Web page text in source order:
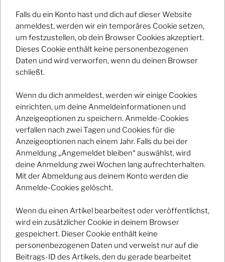
SUBKULTUR
2454
Additional Details
Registrierungs-E-Mail/-URL -
Date And Time
2021-09-25to
2021-09-25
Ort
Falls du ein Konto hast und dich auf dieser Website
anmeldest, werden wir ein temporäres Cookie setzen,
um festzustellen, ob dein Browser Cookies akzeptiert.
Dieses Cookie enthält keine personenbezogenen
Daten und wird verworfen, wenn du deinen Browser
schließt.
Wenn du dich anmeldest, werden wir einige Cookies
einrichten, um deine Anmeldeinformationen und
Anzeigeoptionen zu speichern. Anmelde-Cookies
verfallen nach zwei Tagen und Cookies für die
Anzeigeoptionen nach einem Jahr. Falls du bei der
Anmeldung „Angemeldet bleiben“ auswählst, wird
deine Anmeldung zwei Wochen lang aufrechterhalten.
Mit der Abmeldung aus deinem Konto werden die
Anmelde-Cookies gelöscht.
Wenn du einen Artikel bearbeitest oder veröffentlichst,
wird ein zusätzlicher Cookie in deinem Browser
gespeichert. Dieser Cookie enthält keine
personenbezogenen Daten und verweist nur auf die
Beitrags-ID des Artikels, den du gerade bearbeitet